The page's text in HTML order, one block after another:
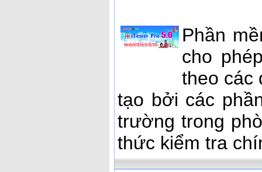
Phần
cho
theo các
tạo bởi các
trường trong
thức kiểm tra